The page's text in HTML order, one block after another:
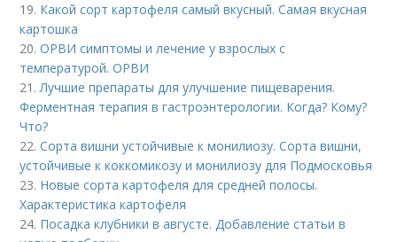
19. Какой сорт картофеля самый вкусный. Самая вкусная
картошка
20.ОРВИ симптомы и лечение у взрослых с
температурой. ОРВИ
21.Лучшие препараты для улучшение пищеварения.
Ферментная терапия в гастроэнтерологии. Когда? Кому?
Что?
22.Сорта вишни устойчивые к монилиозу. Сорта вишни,
устойчивые к коккомикозу и монилиозу для Подмосковья
23. Новые сорта картофеля для средней полосы.
Характеристика картофеля
24. Посадка клубники в августе. Добавление статьи в